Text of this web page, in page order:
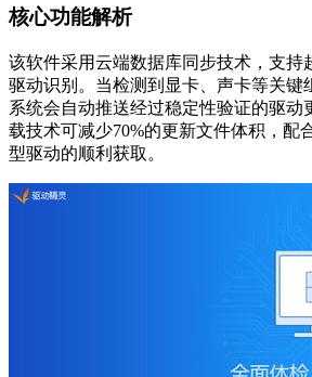
核心功能解析
该软件采用云端数据库同步技术，支持
驱动识别。当检测到显卡、声卡等关键
系统会自动推送经过稳定性验证的驱动
载技术可减少70%的更新文件体积，配
型驱动的顺利获取。